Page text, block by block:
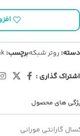
دسته: روتر شبکهبرچسب:
اشتراک گذاری :
های محصول
گارانتی مورانی